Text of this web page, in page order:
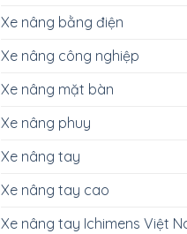
Xe nâng bằng điện
Xe nâng công nghiệp
Xe nâng mặt bàn
Xe nâng phuy
Xe nâng tay
Xe nâng tay cao
Xe nâng tay Ichimens Việt